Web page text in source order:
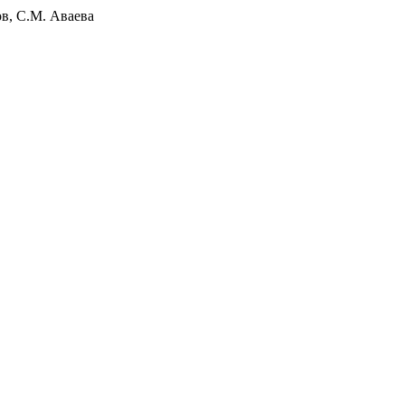
, С.М. Аваева